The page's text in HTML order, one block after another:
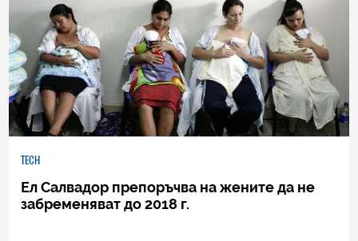
TECH
Ел Салвадор препоръчва на жените да не
забременяват до 2018 г.